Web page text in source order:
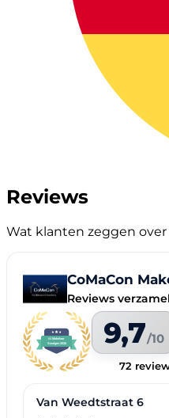
Reviews
Wat klanten zeggen over